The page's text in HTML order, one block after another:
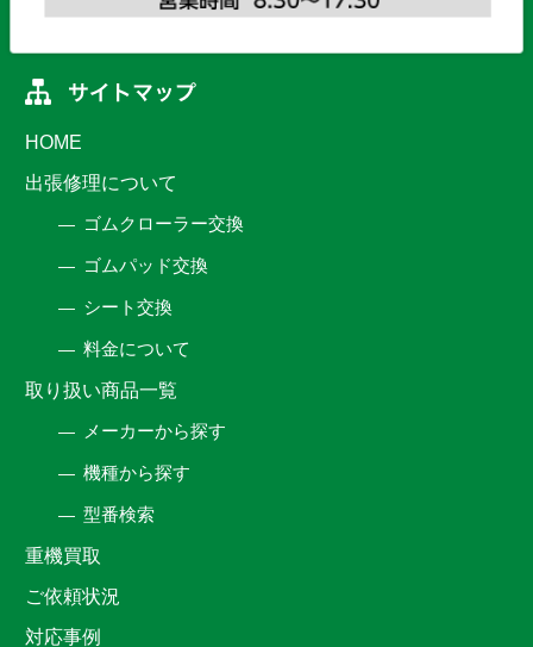
HOME
出張修理について
ゴムクローラー交換
ゴムパッド交換
シート交換
料金について
取り扱い商品一覧
メーカーから探す
機種から探す
型番検索
重機買取
ご依頼状況
対応事例